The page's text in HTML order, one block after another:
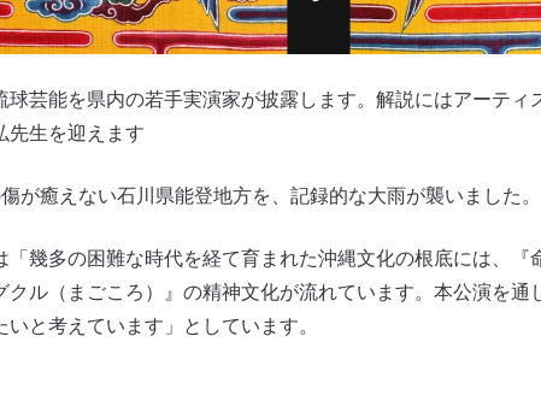
球芸能を県内の若手実演家が披露します。解説にはアーティ
先生を迎えます
が癒えない石川県能登地方を、記録的な大雨が襲いました。
「幾多の困難な時代を経て育まれた沖縄文化の根底には、『
クル（まごころ）』の精神文化が流れています。本公演を通
と考えています」としています。